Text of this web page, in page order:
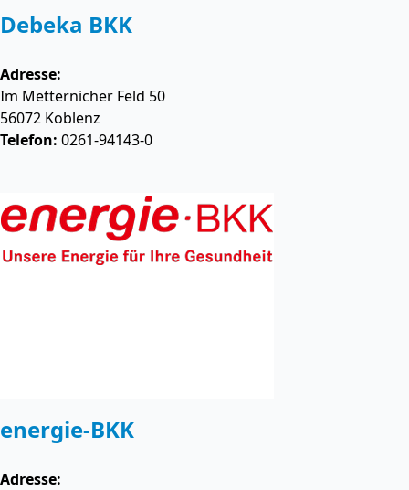
Debeka BKK
Adresse:
Im Metternicher Feld 50
56072 Koblenz
Telefon: 0261-94143-0
energie-BKK
Adresse: